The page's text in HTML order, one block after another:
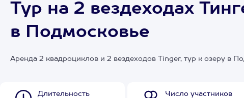
Тур на 2 вездеходах
в Подмосковье
Аренда 2 квадроциклов и 2 вездеходов Tinger, тур к озеру в
Длительность
Число участников